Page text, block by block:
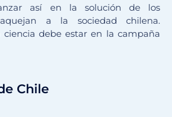
así en la solución de los
a la sociedad chilena.
debe estar en la campaña
Chile